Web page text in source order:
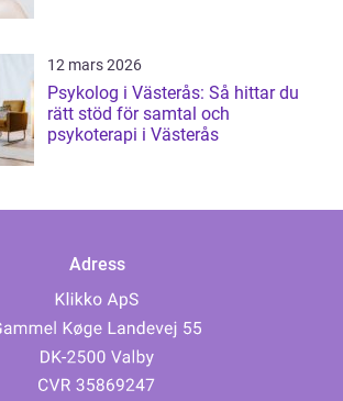
12 mars 2026
Psykolog i Västerås: Så hittar du
rätt stöd för samtal och
psykoterapi i Västerås
Adress